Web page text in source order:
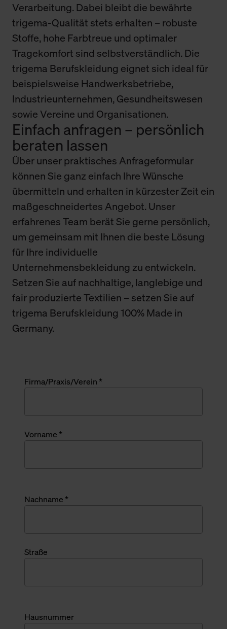
Verarbeitung. Dabei bleibt die bewährte
trigema-Qualität stets erhalten – robuste
Stoffe, hohe Farbtreue und optimaler
Tragekomfort sind selbstverständlich. Die
trigema Berufskleidung eignet sich ideal für
beispielsweise Handwerksbetriebe,
Industrieunternehmen, Gesundheitswesen
sowie Vereine und Organisationen.
Einfach anfragen – persönlich
beraten lassen
Über unser praktisches Anfrageformular
können Sie ganz einfach Ihre Wünsche
übermitteln und erhalten in kürzester Zeit ein
maßgeschneidertes Angebot. Unser
erfahrenes Team berät Sie gerne persönlich,
um gemeinsam mit Ihnen die beste Lösung
für Ihre individuelle
Unternehmensbekleidung zu entwickeln.
Setzen Sie auf nachhaltige, langlebige und
fair produzierte Textilien – setzen Sie auf
trigema Berufskleidung 100% Made in
Germany.
Firma/Praxis/Verein *
Vorname *
Nachname *
Straße
Hausnummer